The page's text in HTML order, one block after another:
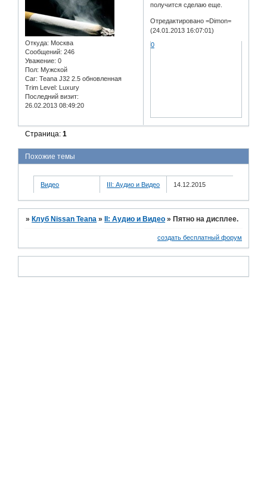
Откуда: Москва
Сообщений: 246
Уважение: 0
Пол: Мужской
Car: Teana J32 2.5 обновленная
Trim Level: Luxury
Последний визит:
26.02.2013 08:49:20
получится сделаю еще.
Отредактировано =Dimon=
(24.01.2013 16:07:01)
0
Страница:1
Похожие темы
Видео III: Аудио и Bидео 14.12.2015
» Клуб Nissan Teana » II: Аудио и Bидео » Пятно на дисплее.
создать бесплатный форум